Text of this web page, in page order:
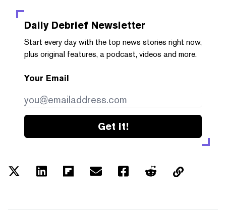
Daily Debrief Newsletter
Start every day with the top news stories right now,
plus original features, a podcast, videos and more.
Your Email
Get it!